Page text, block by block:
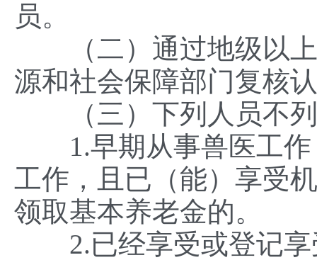
员。
（二）通过地级以上
源和社会保障部门复核
（三）下列人员不列
1.早期从事兽医工作
工作，且已（能）享受
领取基本养老金的。
2.已经享受或登记享